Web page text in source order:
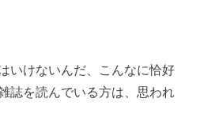
いけないんだ、こんなに恰好
誌を読んでいる方は、思われ